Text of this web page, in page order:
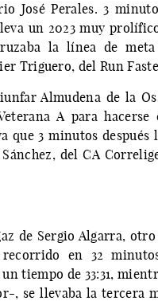
José Perales. 3
un 2023 muy
la línea de
Triguero, del Run
Almudena de la
A para hacerse
que 3 minutos después
del CA
de Sergio Algarra, otro
recorrido en 32
tiempo de 33:31,
, se llevaba la tercera